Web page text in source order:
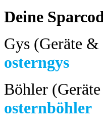
Deine
Gys (Geräte
osterngys
Böhler
osternböhler